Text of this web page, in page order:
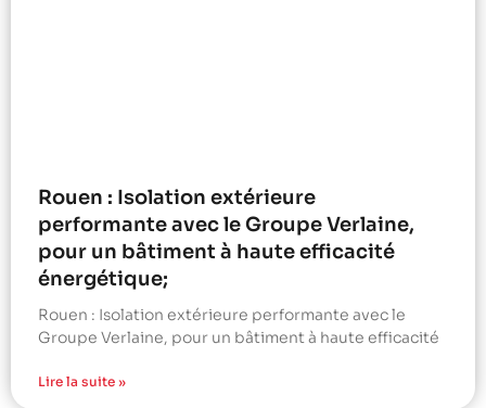
Rouen : Isolation extérieure
performante avec le Groupe Verlaine,
pour un bâtiment à haute efficacité
énergétique;
Rouen : Isolation extérieure performante avec le
Groupe Verlaine, pour un bâtiment à haute efficacité
Lire la suite »